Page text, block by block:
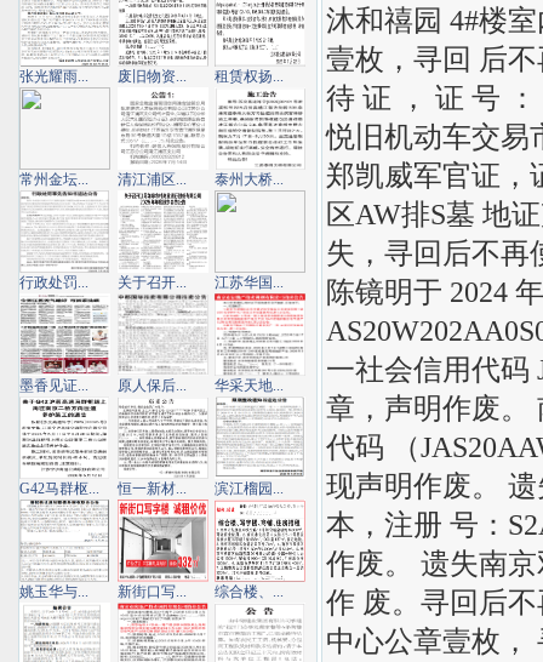
沐和禧园 4#楼
壹枚，寻回 后
待 证 ， 证 号 ：
悦旧机动车交易
郑凯威军官证，
区AW排S墓 地
失，寻回后不再
陈镜明于 2024
一社会信用代码
章，声明作废。
代码 （
现声明作废。
本，注册 号：
作废。 遗失南
作 废。寻回后
中心公章壹枚，
张光耀雨... 废旧物资... 租赁权扬...
常州金坛... 清江浦区... 泰州大桥...
行政处罚... 关于召开... 江苏华国...
墨香见证... 原人保后... 华采天地...
G42马群枢... 恒一新材... 滨江榴园...
姚玉华与... 新街口写... 综合楼、...